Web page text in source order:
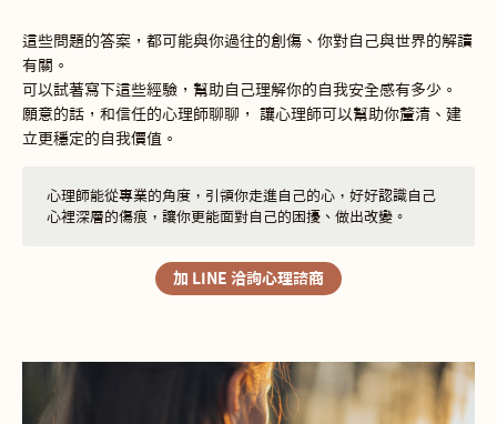
這些問題的答案，都可能與你過往的創傷、你對自己與世界的解讀
有關。
可以試著寫下這些經驗，幫助自己理解你的自我安全感有多少。
願意的話，和信任的心理師聊聊， 讓心理師可以幫助你釐清、建
立更穩定的自我價值。
心理師能從專業的角度，引領你走進自己的心，好好認識自己
心裡深層的傷痕，讓你更能面對自己的困擾、做出改變。
加 LINE 洽詢心理諮商